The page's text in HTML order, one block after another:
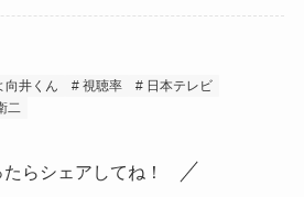
向井くん 視聴率
日本テレビ
二
たらシェアしてね！